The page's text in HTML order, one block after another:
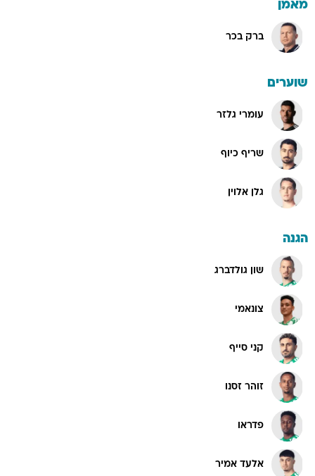
מאמן
ברק בכר
שוערים
עומרי גלזר
שריף כיוף
גלן אלוין
הגנה
שון גולדברג
צונאמי
קני סייף
זוהר זסנו
פדראו
אלעד אמיר